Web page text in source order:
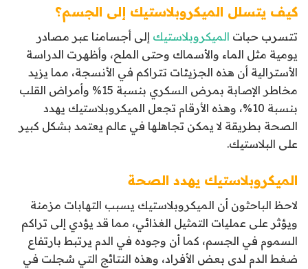
كيف يتسلل الميكروبلاستيك إلى الجسم؟
تتسرب حبات الميكروبلاستيك إلى أجسامنا عبر مصادر
يومية مثل الماء والأسماك وحتى الملح، وأظهرت الدراسة
الأسترالية أن هذه الجزيئات تتراكم في الأنسجة، مما يزيد
مخاطر الإصابة بمرض السكري بنسبة 15% وأمراض القلب
بنسبة 10%، وهذه الأرقام تجعل الميكروبلاستيك يهدد
الصحة بطريقة لا يمكن تجاهلها في عالم يعتمد بشكل كبير
على البلاستيك.
الميكروبلاستيك يهدد الصحة
لاحظ الباحثون أن الميكروبلاستيك يسبب التهابات مزمنة
ويؤثر على عمليات التمثيل الغذائي، مما قد يؤدي إلى تراكم
السموم في الجسم، كما أن وجوده في الدم يرتبط بارتفاع
ضغط الدم لدى بعض الأفراد، وهذه النتائج التي سُجلت في